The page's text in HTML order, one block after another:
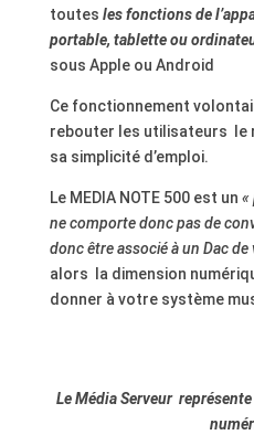
toutes les fonctions de
portable, tablette ou
sous Apple ou Android
Ce fonctionnement
rebouter les utilisateurs le
sa simplicité d’emploi.
Le MEDIA NOTE 500 est un «
ne comporte donc pas de
donc être associé à un Dac de
alors la dimension
donner à votre système
Le Média Serveur